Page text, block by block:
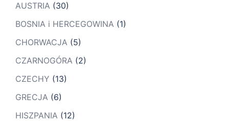
AUSTRIA (30)
BOSNIA i HERCEGOWINA (1)
CHORWACJA (5)
CZARNOGÓRA (2)
CZECHY (13)
GRECJA (6)
HISZPANIA (12)